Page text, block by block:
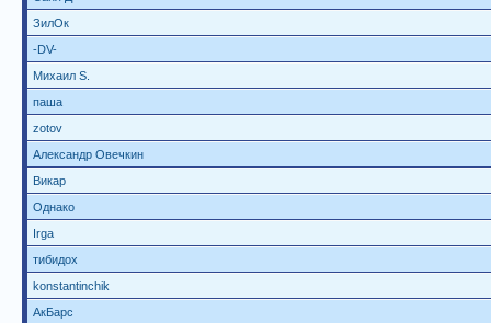
ЗилОк
-DV-
Михаил S.
паша
zotov
Александр Овечкин
Викар
Однако
Irga
тибидох
konstantinchik
АкБарс